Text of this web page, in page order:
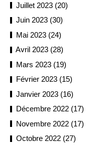
Juillet 2023 (20)
Juin 2023 (30)
Mai 2023 (24)
Avril 2023 (28)
Mars 2023 (19)
Février 2023 (15)
Janvier 2023 (16)
Décembre 2022 (17)
Novembre 2022 (17)
Octobre 2022 (27)